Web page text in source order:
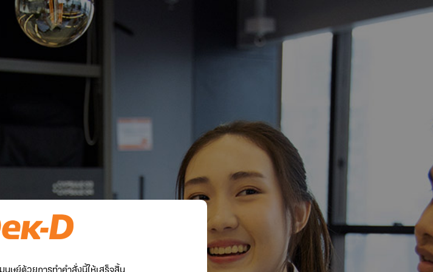
ษย์ด้วยการทำคำสั่งนี้ให้เสร็จสิ้น